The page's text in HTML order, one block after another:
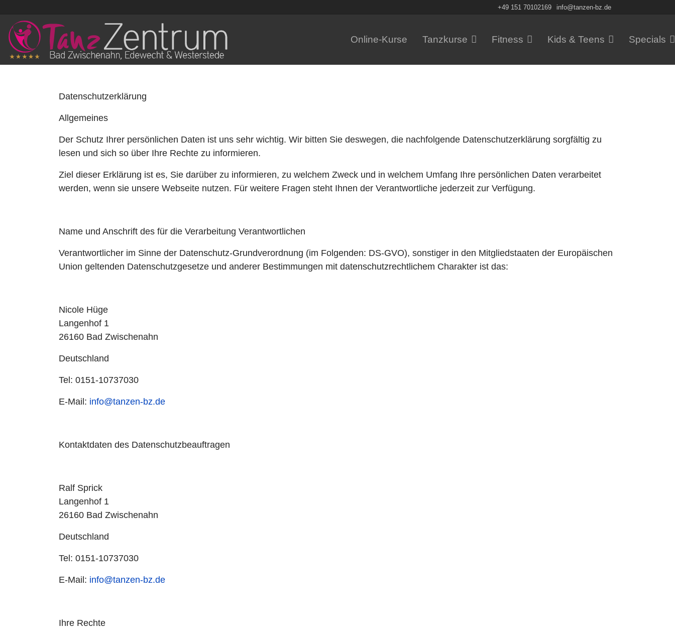
+49 151 70102169 info@tanzen-bz.de
Online-Kurse Tanzkurse Fitness Kids & Teens Specials
Datenschutzerklärung
Allgemeines
Der Schutz Ihrer persönlichen Daten ist uns sehr wichtig. Wir bitten Sie deswegen, die nachfolgende Datenschutzerklärung sorgfältig zu
lesen und sich so über Ihre Rechte zu informieren.
Ziel dieser Erklärung ist es, Sie darüber zu informieren, zu welchem Zweck und in welchem Umfang Ihre persönlichen Daten verarbeitet
werden, wenn sie unsere Webseite nutzen. Für weitere Fragen steht Ihnen der Verantwortliche jederzeit zur Verfügung.
Name und Anschrift des für die Verarbeitung Verantwortlichen
Verantwortlicher im Sinne der Datenschutz-Grundverordnung (im Folgenden: DS-GVO), sonstiger in den Mitgliedstaaten der Europäischen
Union geltenden Datenschutzgesetze und anderer Bestimmungen mit datenschutzrechtlichem Charakter ist das:
Nicole Hüge
Langenhof 1
26160 Bad Zwischenahn
Deutschland
Tel: 0151-10737030
E-Mail: info@tanzen-bz.de
Kontaktdaten des Datenschutzbeauftragen
Ralf Sprick
Langenhof 1
26160 Bad Zwischenahn
Deutschland
Tel: 0151-10737030
E-Mail: info@tanzen-bz.de
Ihre Rechte